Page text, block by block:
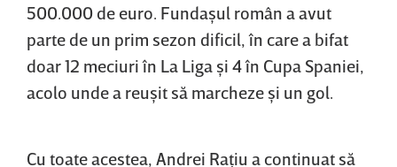
500.000 de euro. Fundaşul român a avut
parte de un prim sezon dificil, în care a bifat
doar 12 meciuri în La Liga şi 4 în Cupa Spaniei,
acolo unde a reuşit să marcheze şi un gol.
Cu toate acestea, Andrei Raţiu a continuat să